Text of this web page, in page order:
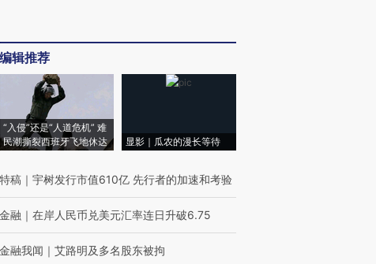
编辑推荐
“入侵”还是“人道危机” 难
民潮撕裂西班牙飞地休达
显影｜瓜农的漫长等待
特稿 ｜ 宇树发行市值610亿 先行者的加速和考验
金融 ｜ 在岸人民币兑美元汇率连日升破6.75
金融我闻 ｜ 艾路明及多名股东被拘